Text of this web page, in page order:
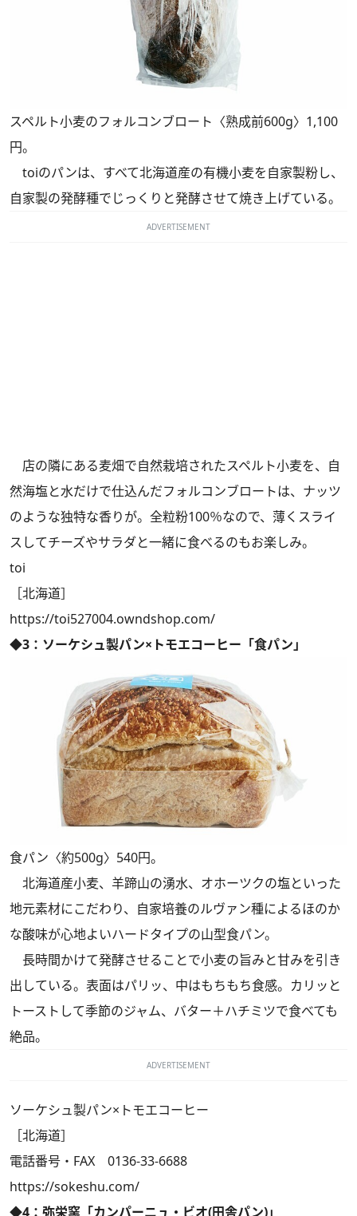
スペルト小麦のフォルコンブロート〈熟成前600g〉1,100
円。
toiのパンは、すべて北海道産の有機小麦を自家製粉し、
自家製の発酵種でじっくりと発酵させて焼き上げている。
ADVERTISEMENT
店の隣にある麦畑で自然栽培されたスペルト小麦を、自
然海塩と水だけで仕込んだフォルコンブロートは、ナッツ
のような独特な香りが。全粒粉100％なので、薄くスライ
スしてチーズやサラダと一緒に食べるのもお楽しみ。
toi
［北海道］
https://toi527004.owndshop.com/
◆3：ソーケシュ製パン×トモエコーヒー「食パン」
食パン〈約500g〉540円。
北海道産小麦、羊蹄山の湧水、オホーツクの塩といった
地元素材にこだわり、自家培養のルヴァン種によるほのか
な酸味が心地よいハードタイプの山型食パン。
長時間かけて発酵させることで小麦の旨みと甘みを引き
出している。表面はパリッ、中はもちもち食感。カリッと
トーストして季節のジャム、バター＋ハチミツで食べても
絶品。
ADVERTISEMENT
ソーケシュ製パン×トモエコーヒー
［北海道］
電話番号・FAX 0136-33-6688
https://sokeshu.com/
◆4：弥栄窯「カンパーニュ・ビオ(田舎パン)」